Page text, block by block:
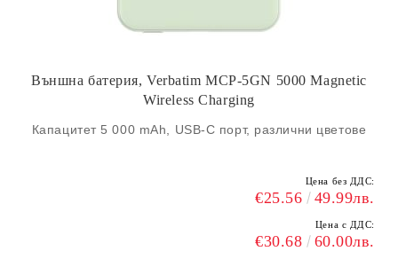
Външна батерия, Verbatim MCP-5GN 5000 Magnetic
Wireless Charging
Капацитет 5 000 mAh, USB-C порт, различни цветове
Цена без ДДС:
€25.56 49.99лв.
Цена с ДДС:
€30.68 60.00лв.